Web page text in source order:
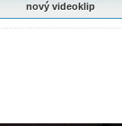
nový videoklip